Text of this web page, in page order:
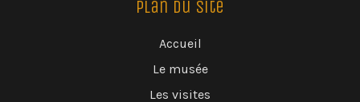
Plan du Site
Accueil
Le musée
Les visites